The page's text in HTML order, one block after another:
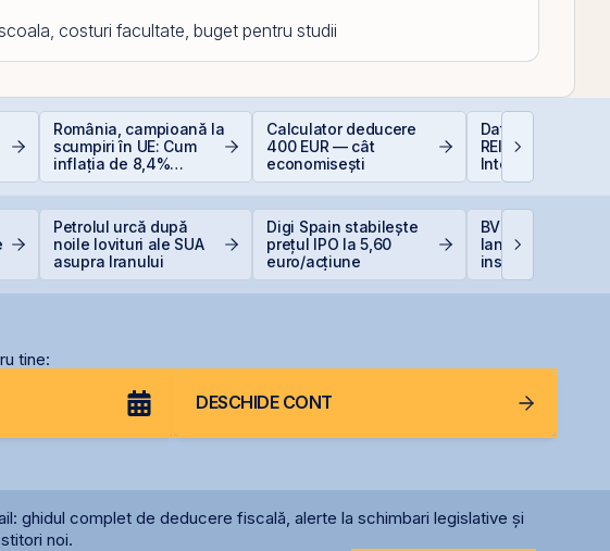
costuri facultate, buget pentru studii
România, campioană la
scumpiri în UE: Cum
inflația de 8,4%
erodează bugetul și
Calculator deducere
400 EUR — cât
economisești
Data Center REIT
REIT-ul în era
Inteligenței
Petrolul urcă după
noile lovituri ale SUA
asupra Iranului
Digi Spain stabilește
prețul IPO la 5,60
euro/acțiune
BVB estimează
lansarea
instrumentelor
prin Contrapartea
tine:
DESCHIDE CONT
ghidul complet de deducere fiscală, alerte la schimbari legislative și
noi.